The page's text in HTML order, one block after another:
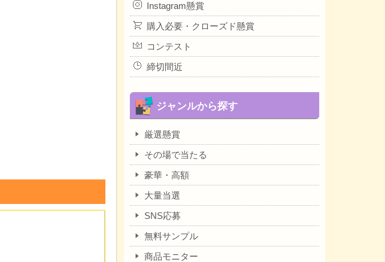
Instagram懸賞
購入必要・クローズド懸賞
コンテスト
締切間近
ジャンルから探す
厳選懸賞
その場で当たる
豪華・高額
大量当選
SNS応募
無料サンプル
商品モニター